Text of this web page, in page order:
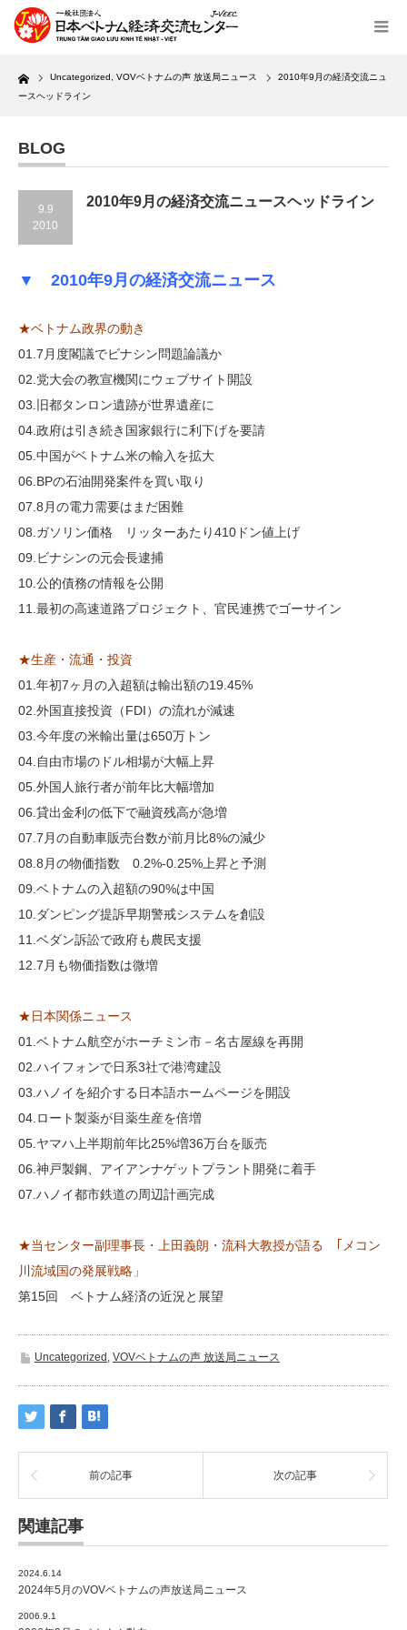
Home Uncategorized VOVベトナムの声 放送局ニュース
2010年9月の経済交流ニュ
ースヘッドライン
BLOG
9.9
2010
2010年9月の経済交流ニュースヘッドライン
▼ 2010年9月の経済交流ニュース
★ベトナム政界の動き
01.7月度閣議でビナシン問題論議か
02.党大会の教宣機関にウェブサイト開設
03.旧都タンロン遺跡が世界遺産に
04.政府は引き続き国家銀行に利下げを要請
05.中国がベトナム米の輸入を拡大
06.BPの石油開発案件を買い取り
07.8月の電力需要はまだ困難
08.ガソリン価格 リッターあたり410ドン値上げ
09.ビナシンの元会長逮捕
10.公的債務の情報を公開
11.最初の高速道路プロジェクト、官民連携でゴーサイン
★生産・流通・投資
01.年初7ヶ月の入超額は輸出額の19.45%
02.外国直接投資（FDI）の流れが減速
03.今年度の米輸出量は650万トン
04.自由市場のドル相場が大幅上昇
05.外国人旅行者が前年比大幅増加
06.貸出金利の低下で融資残高が急増
07.7月の自動車販売台数が前月比8%の減少
08.8月の物価指数 0.2%-0.25%上昇と予測
09.ベトナムの入超額の90%は中国
10.ダンピング提訴早期警戒システムを創設
11.ベダン訴訟で政府も農民支援
12.7月も物価指数は微増
★日本関係ニュース
01.ベトナム航空がホーチミン市－名古屋線を再開
02.ハイフォンで日系3社で港湾建設
03.ハノイを紹介する日本語ホームページを開設
04.ロート製薬が目薬生産を倍増
05.ヤマハ上半期前年比25%増36万台を販売
06.神戸製鋼、アイアンナゲットプラント開発に着手
07.ハノイ都市鉄道の周辺計画完成
★当センター副理事長・上田義朗・流科大教授が語る ｢メコン
川流域国の発展戦略」
第15回 ベトナム経済の近況と展望
Uncategorized , VOVベトナムの声 放送局ニュース
前の記事 次の記事
関連記事
2024.6.14
2024年5月のVOVベトナムの声放送局ニュース
2006.9.1